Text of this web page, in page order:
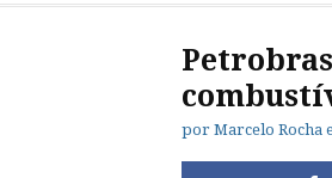
por Marcelo Rocha